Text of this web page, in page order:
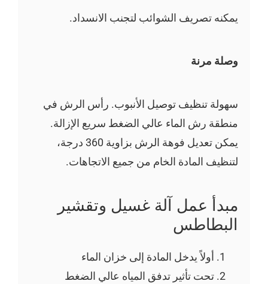
يمكنه تصريف الشوائب لتجنب الانسداد.
وصلة مرنة
سهولة تنظيف توصيل الأنبوب. رأس الرش في
منطقة رش الماء عالي الضغط سريع الإزالة.
يمكن تعديل فوهة الرش بزاوية 360 درجة،
لتنظيف المادة الخام من جميع الاتجاهات.
مبدأ عمل آلة غسيل وتقشير
البطاطس
أولاً يدخل المادة إلى خزان الماء
تحت تأثير تدفق المياه عالي الضغط